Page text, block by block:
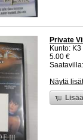
Private
Kunto:
5.00 €
Näytä